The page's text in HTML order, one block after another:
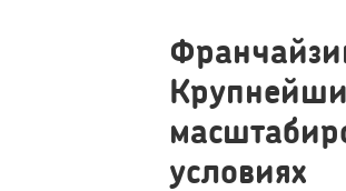
условиях